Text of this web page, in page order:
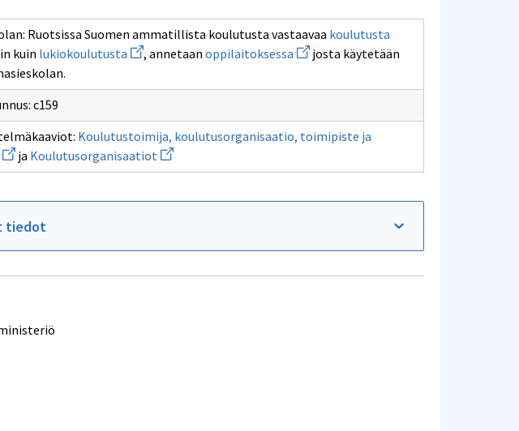
koulutusta
asteen
oppilaitos
Ruotsissa Suomen ammatillista koulutusta vastaavaa koulutusta
kuin lukiokoulutusta Avaa
uuden
sivulle
, annetaan oppilaitoksessa Avaa
uuden
sivulle
josta käytetään
c159
Koulutustoimija, koulutusorganisaatio, toimipiste ja
Avaa
uuden
ja Koulutusorganisaatiot Avaa
uuden
ikkunan
Koulutusorganisaatiot
tiedot